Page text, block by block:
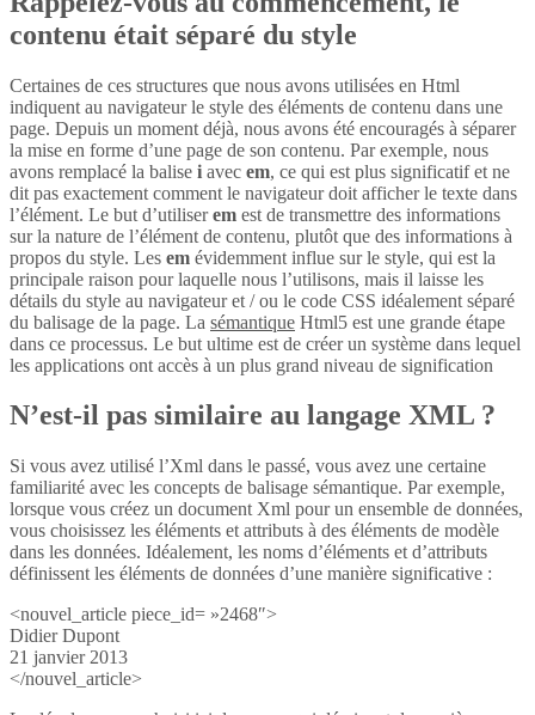
contenu était séparé du style
Certaines de ces structures que nous avons utilisées en Html
indiquent au navigateur le style des éléments de contenu dans une
page. Depuis un moment déjà, nous avons été encouragés à séparer
la mise en forme d’une page de son contenu. Par exemple, nous
avons remplacé la balise i avec em, ce qui est plus significatif et ne
dit pas exactement comment le navigateur doit afficher le texte dans
l’élément. Le but d’utiliserem est de transmettre des informations
sur la nature de l’élément de contenu, plutôt que des informations à
propos du style. Les em évidemment influe sur le style, qui est la
principale raison pour laquelle nous l’utilisons, mais il laisse les
détails du style au navigateur et / ou le code CSS idéalement séparé
du balisage de la page. La sémantique Html5 est une grande étape
dans ce processus. Le but ultime est de créer un système dans lequel
les applications ont accès à un plus grand niveau de signification
N’est-il pas similaire au langage XML ?
Si vous avez utilisé l’Xml dans le passé, vous avez une certaine
familiarité avec les concepts de balisage sémantique. Par exemple,
lorsque vous créez un document Xml pour un ensemble de données,
vous choisissez les éléments et attributs à des éléments de modèle
dans les données. Idéalement, les noms d’éléments et d’attributs
définissent les éléments de données d’une manière significative :
<nouvel_article piece_id= »2468″>
Didier Dupont
21 janvier 2013
</nouvel_article>